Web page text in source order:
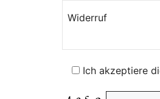
Widerruf
Ich akzeptiere